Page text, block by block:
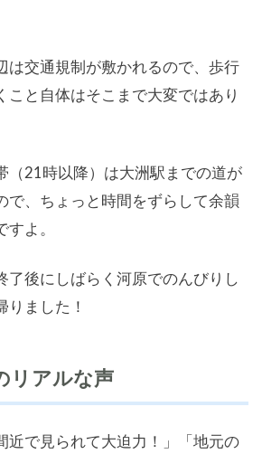
は交通規制が敷かれるので、歩行
こと自体はそこまで大変ではあり
（21時以降）は大洲駅までの道が
で、ちょっと時間をずらして余韻
よ。
了後にしばらく河原でのんびりし
りました！
リアルな声
近で見られて大迫力！」「地元の